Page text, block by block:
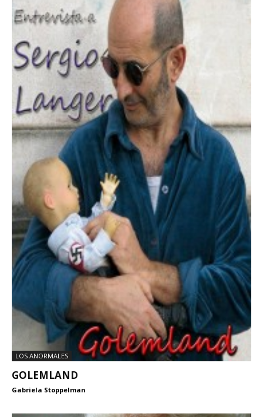
LOS ANORMALES
GOLEMLAND
Gabriela Stoppelman